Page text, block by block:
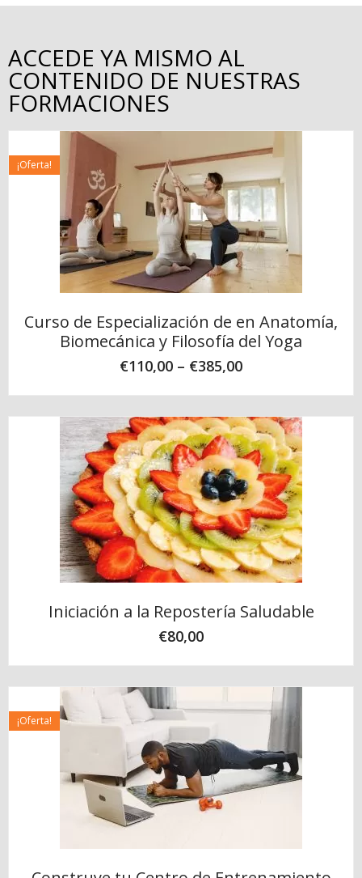
ACCEDE YA MISMO AL
CONTENIDO DE NUESTRAS
FORMACIONES
¡Oferta!
Curso de Especialización de en Anatomía,
Biomecánica y Filosofía del Yoga
€110,00 – €385,00
Iniciación a la Repostería Saludable
€80,00
¡Oferta!